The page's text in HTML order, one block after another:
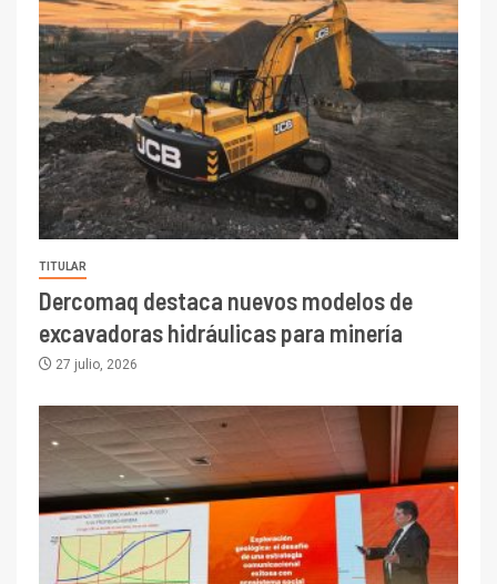
TITULAR
Dercomaq destaca nuevos modelos de
excavadoras hidráulicas para minería
27 julio, 2026